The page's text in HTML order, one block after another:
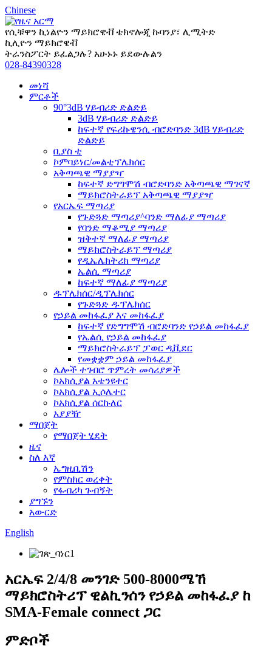
Chinese
የሲቹዋን ኪነልዮን ማይክሮዌቭ ቴክኖሎጂ ኩባንያ፣ ሊሚትድ
ኪሊዮን ማይክሮዌቭ
ትራንስፖርት ይፈልጋሉ? አሁኑኑ ይደውሉልን
028-84390328
መነሻ
ምርቶች
90°3dB ሃይብሪድ ድልድይ
3dB ሃይብሪድ ድልድይ
ከፍተኛ የፍሪኩዌንሲ ብሮድባንድ 3dB ሃይብሪድ
ድልድይ
ቢያስ ቲ
ኮምባይነር/መልቲፕሌክሰር
አቅጣጫዊ ማያያዣ
ከፍተኛ ድግግሞሽ ብሮድባንድ አቅጣጫዊ ማገናኛ
ማይክሮስትራይፕ አቅጣጫዊ ማያያዣ
የአርኤፍ ማጣሪያ
የጉድጓድ ማጣሪያ^ባንድ ማለፊያ ማጣሪያ
የባንድ ማቆሚያ ማጣሪያ
ዝቅተኛ ማለፊያ ማጣሪያ
ማይክሮስትራይፕ ማጣሪያ
የዲኤሌክትሪክ ማጣሪያ
ኤልሲ ማጣሪያ
ከፍተኛ ማለፊያ ማጣሪያ
ዱፕሌክሰር/ዲፕሌክሰር
የጉድጓድ ዱፕሌክሰር
የኃይል መከፋፈያ እና መከፋፈያ
ከፍተኛ የድግግሞሽ ብሮድባንድ የኃይል መከፋፈያ
የኤልሲ የኃይል መከፋፈያ
ማይክሮስትራይፕ ፓወር ዲቪደር
የመቋቋም ኃይል መከፋፈያ
ሌሎች ተገብሮ ጥምረት መሳሪያዎች
ኮአክሲያል አቴንዩተር
ኮአክሲያል ኢሶሌተር
ኮአክሲያል ሰርኩለር
አያያዥ
ማበጀት
የማበጀት ሂደት
ዜና
ስለ እኛ
ኤግዚቢሽን
የምስክር ወረቀት
የፋብሪካ ጉብኝት
ያግኙን
አውርድ
English
አርኤፍ 2/4/8 መንገድ 500-8000ሜኸ
ማይክሮስትሪፕ ዊልኪንሰን የኃይል መከፋፈያ ከ
SMA-Female connect ጋር
ምድቦች